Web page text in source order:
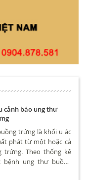
cảnh báo ung thư
trứng là khối u ác
phát từ một hoặc cả
trứng. Theo thống kê
bệnh ung thư buồng